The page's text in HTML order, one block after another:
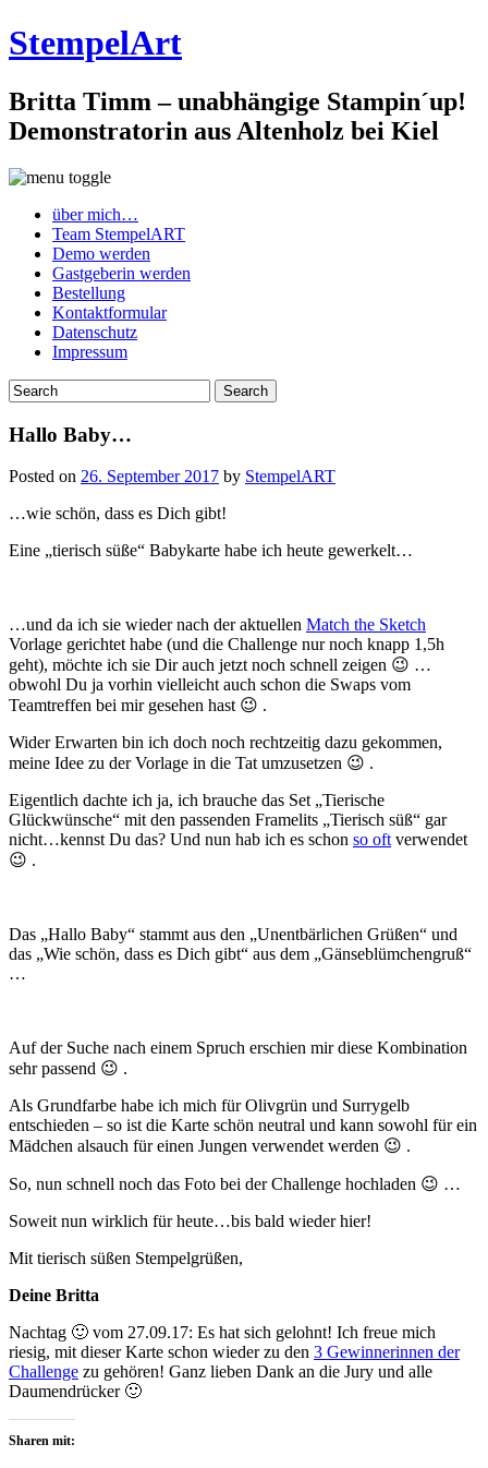
StempelArt
Britta Timm – unabhängige Stampin´up!
Demonstratorin aus Altenholz bei Kiel
über mich…
Team StempelART
Demo werden
Gastgeberin werden
Bestellung
Kontaktformular
Datenschutz
Impressum
Hallo Baby…
Posted on 26. September 2017 by StempelART
…wie schön, dass es Dich gibt!
Eine „tierisch süße“ Babykarte habe ich heute gewerkelt…
…und da ich sie wieder nach der aktuellen Match the Sketch
Vorlage gerichtet habe (und die Challenge nur noch knapp 1,5h
geht), möchte ich sie Dir auch jetzt noch schnell zeigen 😉 …
obwohl Du ja vorhin vielleicht auch schon die Swaps vom
Teamtreffen bei mir gesehen hast 😉 .
Wider Erwarten bin ich doch noch rechtzeitig dazu gekommen,
meine Idee zu der Vorlage in die Tat umzusetzen 😉 .
Eigentlich dachte ich ja, ich brauche das Set „Tierische
Glückwünsche“ mit den passenden Framelits „Tierisch süß“ gar
nicht…kennst Du das? Und nun hab ich es schon so oft verwendet
😉 .
Das „Hallo Baby“ stammt aus den „Unentbärlichen Grüßen“ und
das „Wie schön, dass es Dich gibt“ aus dem „Gänseblümchengruß“
…
Auf der Suche nach einem Spruch erschien mir diese Kombination
sehr passend 😉 .
Als Grundfarbe habe ich mich für Olivgrün und Surrygelb
entschieden – so ist die Karte schön neutral und kann sowohl für ein
Mädchen alsauch für einen Jungen verwendet werden 😉 .
So, nun schnell noch das Foto bei der Challenge hochladen 😉 …
Soweit nun wirklich für heute…bis bald wieder hier!
Mit tierisch süßen Stempelgrüßen,
Deine Britta
Nachtag 🙂 vom 27.09.17: Es hat sich gelohnt! Ich freue mich
riesig, mit dieser Karte schon wieder zu den 3 Gewinnerinnen der
Challenge zu gehören! Ganz lieben Dank an die Jury und alle
Daumendrücker 🙂
Sharen mit: